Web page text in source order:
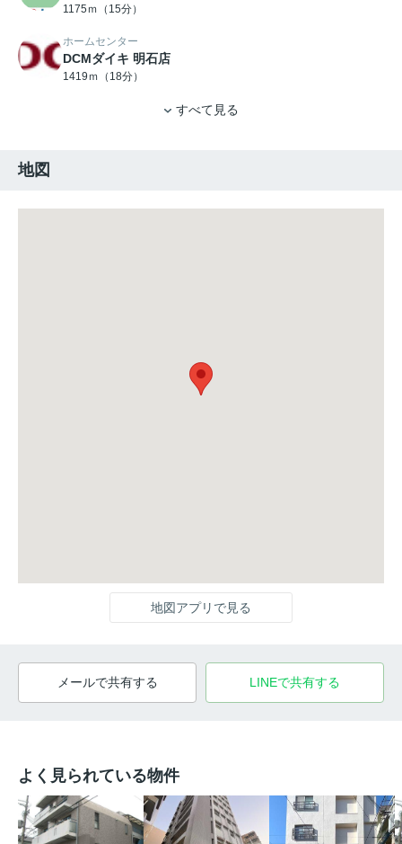
1175ｍ（15分）
ホームセンター
DCMダイキ 明石店
1419ｍ（18分）
すべて見る
地図
地図アプリで見る
メールで共有する LINEで共有する
よく見られている物件